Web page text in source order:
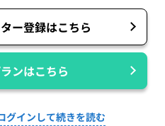
ー登録はこちら
ンはこちら
グインして続きを読む